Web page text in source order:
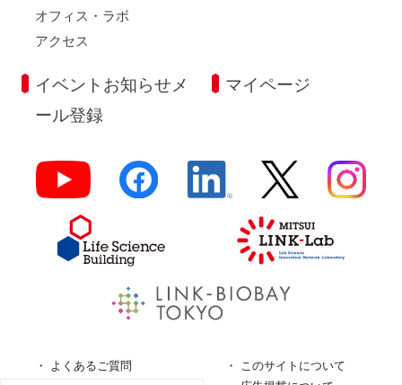
オフィス・ラボ
アクセス
イベントお知らせメ
ール登録
マイページ
よくあるご質問
このサイトについて